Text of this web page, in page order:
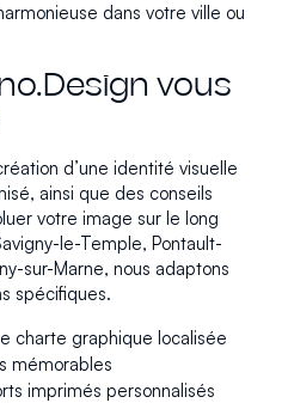
dans votre ville ou
vous
d’une identité visuelle
ainsi que des conseils
votre image sur le long
le-Temple, Pontault-
sur-Marne, nous adaptons
spécifiques.
charte graphique localisée
mémorables
imprimés personnalisés